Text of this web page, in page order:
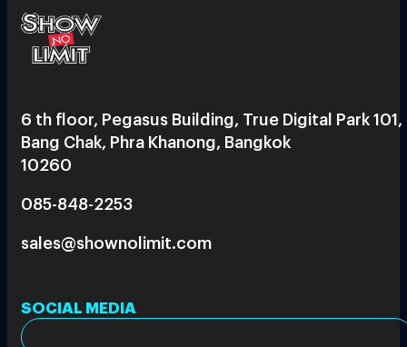
6 th floor, Pegasus Building, True Digital Park 101,
Bang Chak, Phra Khanong, Bangkok
10260
085-848-2253
sales@shownolimit.com
SOCIAL MEDIA